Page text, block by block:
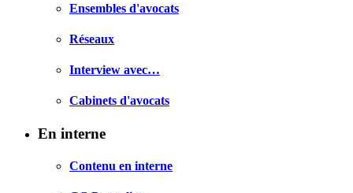
Ensembles d'avocats
Réseaux
Interview avec…
Cabinets d'avocats
En interne
Contenu en interne